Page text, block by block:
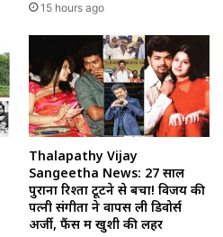
15 hours ago
Thalapathy Vijay
Sangeetha News: 27 साल
पुराना रिश्ता टूटने से बचा! विजय की
पत्नी संगीता ने वापस ली डिवोर्स
अर्जी, फैंस में खुशी की लहर